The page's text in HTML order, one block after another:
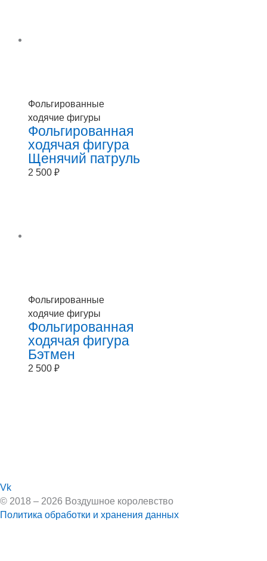
Фольгированные
ходячие фигуры
Фольгированная
ходячая фигура
Щенячий патруль
2 500 ₽
Фольгированные
ходячие фигуры
Фольгированная
ходячая фигура
Бэтмен
2 500 ₽
Vk
© 2018 – 2026 Воздушное королевство
Политика обработки и хранения данных